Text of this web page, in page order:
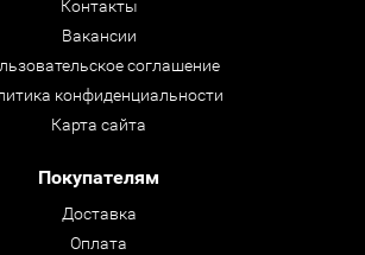
Контакты
Вакансии
соглашение
конфиденциальности
Карта сайта
Покупателям
Доставка
Оплата